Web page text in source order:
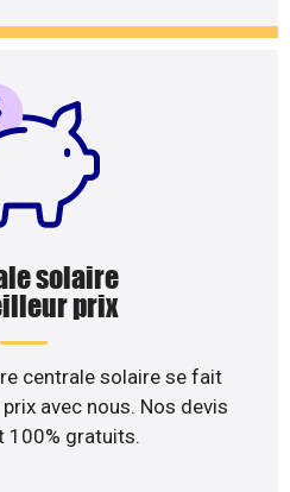
solaire
prix
centrale solaire se fait
avec nous. Nos devis
100% gratuits.